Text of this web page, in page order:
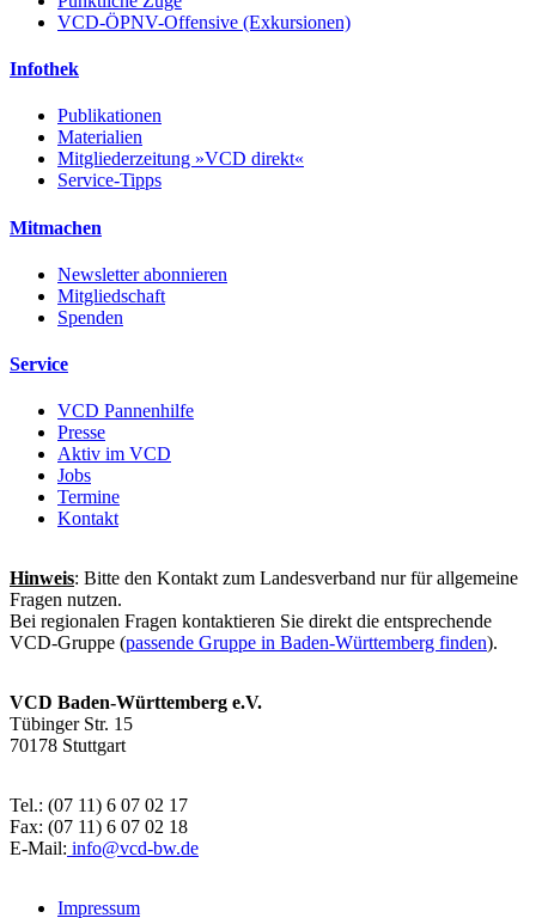
VCD-ÖPNV-Offensive (Exkursionen)
Infothek
Publikationen
Materialien
Mitgliederzeitung »VCD direkt«
Service-Tipps
Mitmachen
Newsletter abonnieren
Mitgliedschaft
Spenden
Service
VCD Pannenhilfe
Presse
Aktiv im VCD
Jobs
Termine
Kontakt
Hinweis: Bitte den Kontakt zum Landesverband nur für allgemeine
Fragen nutzen.
Bei regionalen Fragen kontaktieren Sie direkt die entsprechende
VCD-Gruppe (passende Gruppe in Baden-Württemberg finden).
VCD Baden-Württemberg e.V.
Tübinger Str. 15
70178 Stuttgart
Tel.: (07 11) 6 07 02 17
Fax: (07 11) 6 07 02 18
E-Mail: info@vcd-bw.de
Impressum